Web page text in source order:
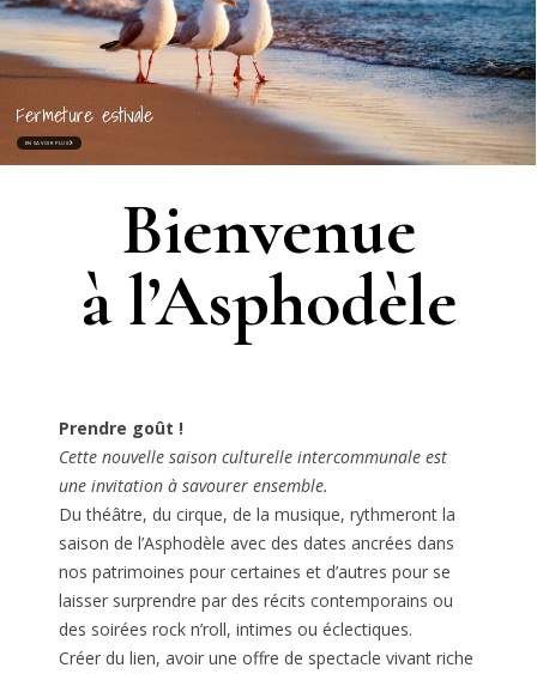
Fermeture estivale
EN SAVOIR PLUS
Bienvenue
à l’Asphodèle
Prendre goût !
Cette nouvelle saison culturelle intercommunale est
une invitation à savourer ensemble.
Du théâtre, du cirque, de la musique, rythmeront la
saison de l’Asphodèle avec des dates ancrées dans
nos patrimoines pour certaines et d’autres pour se
laisser surprendre par des récits contemporains ou
des soirées rock n’roll, intimes ou éclectiques.
Créer du lien, avoir une offre de spectacle vivant riche